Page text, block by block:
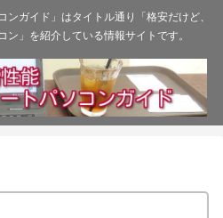
ンガイド」はタイトル通り「格安だけど、
」を紹介している情報サイトです。